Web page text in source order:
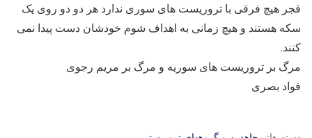
قجر هیچ فرقی با تروریست های سوری ندارد هر دو دو روی یک
سکه هستند و هیچ زمانی به اهداف شوم خودشان دست پیدا نمی
کنند.
مرگ بر تروریست های سوریه و مرگ بر مریم رجوی
فواد بصری